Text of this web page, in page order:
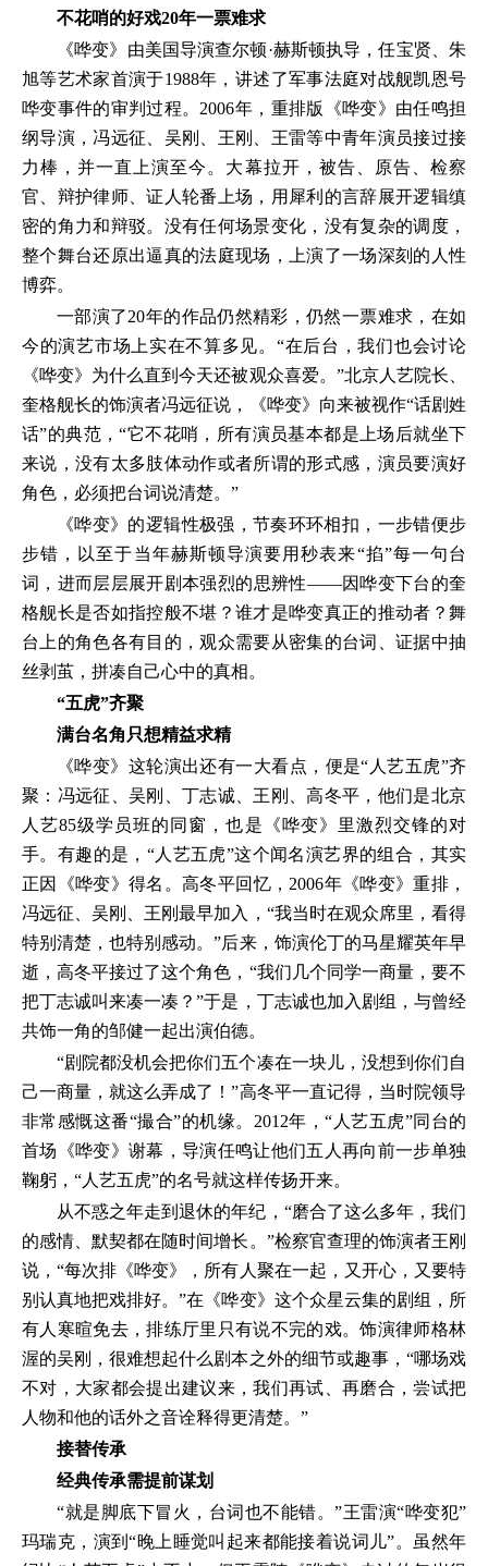
不花哨的好戏20年一票难求
《哗变》由美国导演查尔顿·赫斯顿执导，任宝贤、朱
旭等艺术家首演于1988年，讲述了军事法庭对战舰凯恩号
哗变事件的审判过程。2006年，重排版《哗变》由任鸣担
纲导演，冯远征、吴刚、王刚、王雷等中青年演员接过接
力棒，并一直上演至今。大幕拉开，被告、原告、检察
官、辩护律师、证人轮番上场，用犀利的言辞展开逻辑缜
密的角力和辩驳。没有任何场景变化，没有复杂的调度，
整个舞台还原出逼真的法庭现场，上演了一场深刻的人性
博弈。
一部演了20年的作品仍然精彩，仍然一票难求，在如
今的演艺市场上实在不算多见。“在后台，我们也会讨论
《哗变》为什么直到今天还被观众喜爱。”北京人艺院长、
奎格舰长的饰演者冯远征说，《哗变》向来被视作“话剧姓
话”的典范，“它不花哨，所有演员基本都是上场后就坐下
来说，没有太多肢体动作或者所谓的形式感，演员要演好
角色，必须把台词说清楚。”
《哗变》的逻辑性极强，节奏环环相扣，一步错便步
步错，以至于当年赫斯顿导演要用秒表来“掐”每一句台
词，进而层层展开剧本强烈的思辨性——因哗变下台的奎
格舰长是否如指控般不堪？谁才是哗变真正的推动者？舞
台上的角色各有目的，观众需要从密集的台词、证据中抽
丝剥茧，拼凑自己心中的真相。
“五虎”齐聚
满台名角只想精益求精
《哗变》这轮演出还有一大看点，便是“人艺五虎”齐
聚：冯远征、吴刚、丁志诚、王刚、高冬平，他们是北京
人艺85级学员班的同窗，也是《哗变》里激烈交锋的对
手。有趣的是，“人艺五虎”这个闻名演艺界的组合，其实
正因《哗变》得名。高冬平回忆，2006年《哗变》重排，
冯远征、吴刚、王刚最早加入，“我当时在观众席里，看得
特别清楚，也特别感动。”后来，饰演伦丁的马星耀英年早
逝，高冬平接过了这个角色，“我们几个同学一商量，要不
把丁志诚叫来凑一凑？”于是，丁志诚也加入剧组，与曾经
共饰一角的邹健一起出演伯德。
“剧院都没机会把你们五个凑在一块儿，没想到你们自
己一商量，就这么弄成了！”高冬平一直记得，当时院领导
非常感慨这番“撮合”的机缘。2012年，“人艺五虎”同台的
首场《哗变》谢幕，导演任鸣让他们五人再向前一步单独
鞠躬，“人艺五虎”的名号就这样传扬开来。
从不惑之年走到退休的年纪，“磨合了这么多年，我们
的感情、默契都在随时间增长。”检察官查理的饰演者王刚
说，“每次排《哗变》，所有人聚在一起，又开心，又要特
别认真地把戏排好。”在《哗变》这个众星云集的剧组，所
有人寒暄免去，排练厅里只有说不完的戏。饰演律师格林
渥的吴刚，很难想起什么剧本之外的细节或趣事，“哪场戏
不对，大家都会提出建议来，我们再试、再磨合，尝试把
人物和他的话外之音诠释得更清楚。”
接替传承
经典传承需提前谋划
“就是脚底下冒火，台词也不能错。”王雷演“哗变犯”
玛瑞克，演到“晚上睡觉叫起来都能接着说词儿”。虽然年